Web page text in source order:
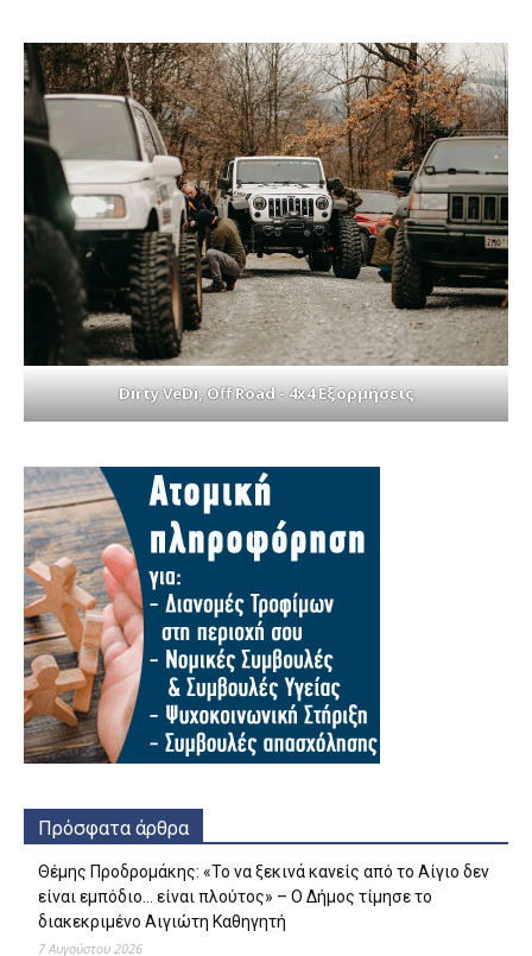
Dirty VeDi, Off Road - 4x4 Εξορμήσεις
Πρόσφατα άρθρα
Θέμης Προδρομάκης: «Το να ξεκινά κανείς από το Αίγιο δεν
είναι εμπόδιο… είναι πλούτος» – O Δήμος τίμησε το
διακεκριμένο Αιγιώτη Καθηγητή
7 Αυγούστου 2026